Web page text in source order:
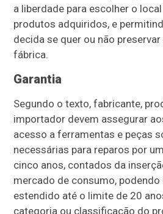
a liberdade para escolher o
produtos adquiridos, e
decida se quer ou não
fábrica.
Garantia
Segundo o texto, fabricante,
importador devem assegurar
acesso a ferramentas e peças
necessárias para reparos por
cinco anos, contados da
mercado de consumo,
estendido até o limite de 20
categoria ou classificação do